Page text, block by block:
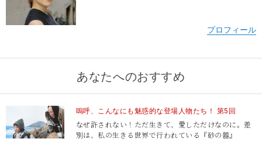
あなたへのおすすめ
嗚呼、こんなにも魅惑的な登場人物たち！ 第5回
なぜ許されない！ただ生きて、愛しただけなのに。差
別は、私の生きる世界で行われている『砂の器』